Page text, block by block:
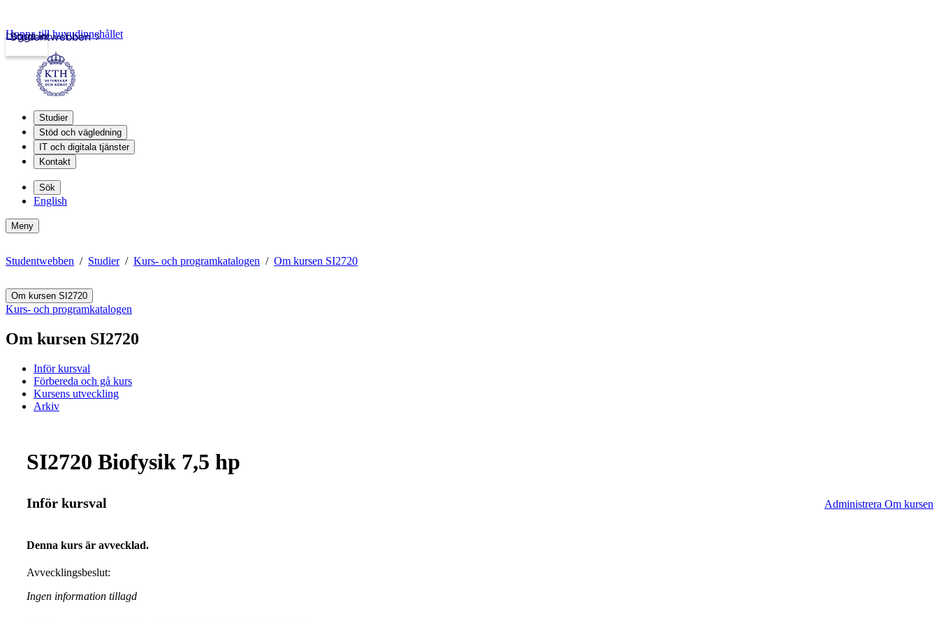
Studentwebben
Logga in
Hoppa till huvudinnehållet
Studier
Stöd och vägledning
IT och digitala tjänster
Kontakt
Sök
English
Meny
Studentwebben Studier Kurs- och programkatalogen Om kursen SI2720
Om kursen SI2720
Kurs- och programkatalogen
Om kursen SI2720
Inför kursval
Förbereda och gå kurs
Kursens utveckling
Arkiv
SI2720 Biofysik 7,5 hp
Inför kursval Administrera Om kursen
Denna kurs är avvecklad.
Avvecklingsbeslut:
Ingen information tillagd